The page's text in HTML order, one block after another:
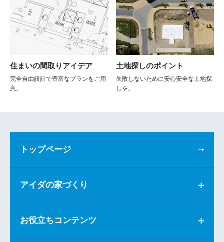
住まいの間取りアイデア
完全自由設計で豊富なプランをご用
意。
土地探しのポイント
失敗しないために安心安全な土地探
しを。
トップページ
アイダの家づくり
お役立ちコンテンツ